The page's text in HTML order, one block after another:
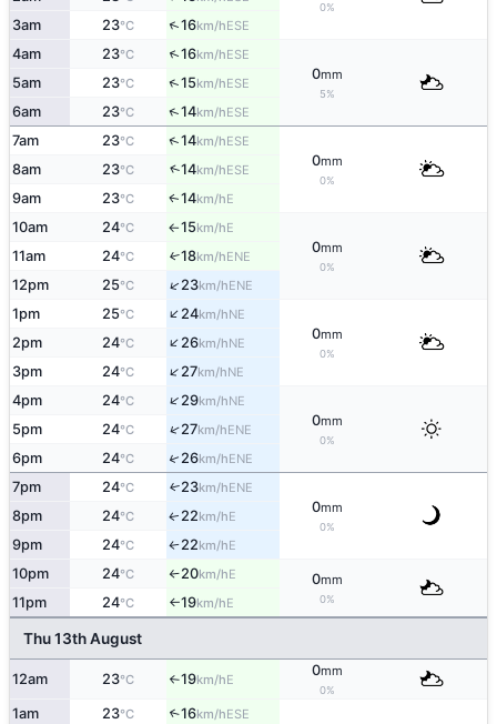
0%
3am 23°C ↑16km/hESE
4am 23°C ↑16km/hESE
0mm
5%
5am 23°C ↑15km/hESE
6am 23°C ↑14km/hESE
7am 23°C ↑14km/hESE
0mm
0%
8am 23°C ↑14km/hESE
9am 23°C ↑14km/hE
10am 24°C ↑15km/hE
0mm
0%
11am 24°C ↑18km/hENE
12pm 25°C ↑23km/hENE
1pm 25°C ↑24km/hNE
0mm
0%
2pm 24°C ↑26km/hNE
3pm 24°C ↑27km/hNE
4pm 24°C ↑29km/hNE
0mm
0%
5pm 24°C ↑27km/hENE
6pm 24°C ↑26km/hENE
7pm 24°C ↑23km/hENE
0mm
0%
8pm 24°C ↑22km/hE
9pm 24°C ↑22km/hE
10pm 24°C ↑20km/hE 0mm
0%
11pm 24°C ↑19km/hE
Thu 13th August
12am 23°C ↑19km/hE
0mm
0%
1am 23°C ↑16km/hESE